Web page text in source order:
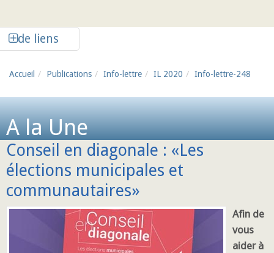
de liens
Accueil Publications Info-lettre IL 2020 Info-lettre-248
A la Une
Conseil en diagonale : «Les
élections municipales et
communautaires»
Afin de
vous
aider à